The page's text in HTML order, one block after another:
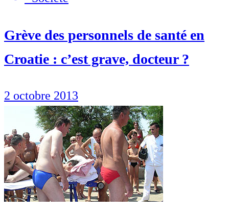
Grève des personnels de santé en
Croatie : c’est grave, docteur ?
2 octobre 2013